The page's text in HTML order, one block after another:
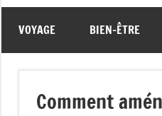
VOYAGE BIEN-ÊTRE
Comment